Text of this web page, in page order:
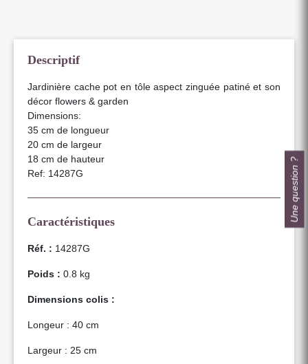
Descriptif
Jardinière cache pot en tôle aspect zinguée patiné et son
décor flowers & garden
Dimensions:
35 cm de longueur
20 cm de largeur
18 cm de hauteur
Ref: 14287G
Caractéristiques
Réf. : 14287G
Poids : 0.8 kg
Dimensions colis :
Longeur : 40 cm
Largeur : 25 cm
Une question ?